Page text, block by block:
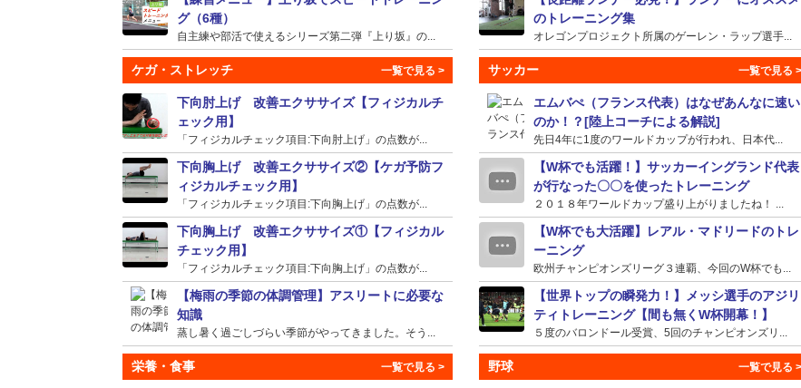
グ（6種）
自主練や部活で使えるシリーズ第二弾『上り坂』の...
のトレーニング集
オレゴンプロジェクト所属のゲーレン・ラップ選手...
ケガ・ストレッチ
下向肘上げ 改善エクササイズ【フィジカルチ
ェック用】
「フィジカルチェック項目:下向肘上げ」の点数が...
下向胸上げ 改善エクササイズ②【ケガ予防フ
ィジカルチェック用】
「フィジカルチェック項目:下向胸上げ」の点数が...
下向胸上げ 改善エクササイズ①【フィジカル
チェック用】
「フィジカルチェック項目:下向胸上げ」の点数が...
【梅雨の季節の体調管理】アスリートに必要な
知識
蒸し暑く過ごしづらい季節がやってきました。そう...
サッカー
エムバぺ（フランス代表）はなぜあんなに速い
のか！？[陸上コーチによる解説]
先日4年に1度のワールドカップが行われ、日本代...
【W杯でも活躍！】サッカーイングランド代表
が行なった〇〇を使ったトレーニング
２０１８年ワールドカップ盛り上がりましたね！ ...
【W杯でも大活躍】レアル・マドリードのトレ
ーニング
欧州チャンピオンズリーグ３連覇、今回のW杯でも...
【世界トップの瞬発力！】メッシ選手のアジリ
ティトレーニング【間も無くW杯開幕！】
５度のバロンドール受賞、5回のチャンピオンズリ...
栄養・食事 野球